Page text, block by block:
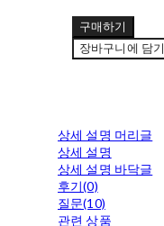
구매하기
장바구니에 담기
상세 설명 머리글
상세 설명
상세 설명 바닥글
후기(0)
질문(10)
관련 상품